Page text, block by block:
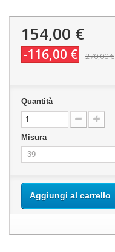
154,00 €
-116,00 € 270,00 €
Quantità
Misura
Aggiungi al carrello